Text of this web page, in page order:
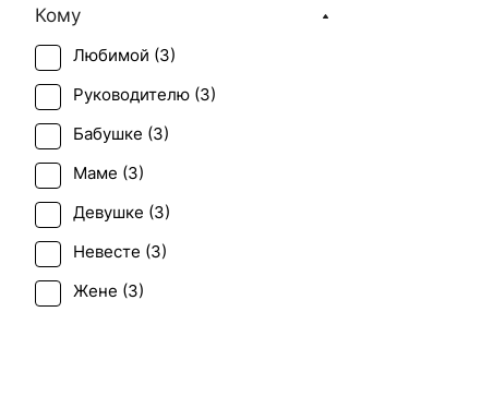
Рождение ребенка (
Рождество (3
Свадьба (3)
Татьянин день (
Юбилей (
Кому
Любимой (3)
Руководителю (3)
Бабушке (3)
Маме (3)
Девушке (3)
Невесте (3)
Жене (3)